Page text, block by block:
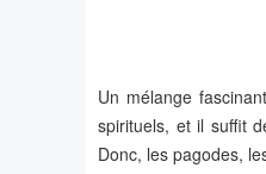
Un mélange
spirituels, et il suffit
Donc, les pagodes,